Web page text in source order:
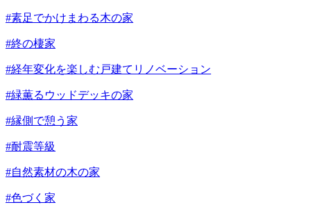
#素足でかけまわる木の家
#終の棲家
#経年変化を楽しむ戸建てリノベーション
#緑薫るウッドデッキの家
#縁側で憩う家
#耐震等級
#自然素材の木の家
#色づく家